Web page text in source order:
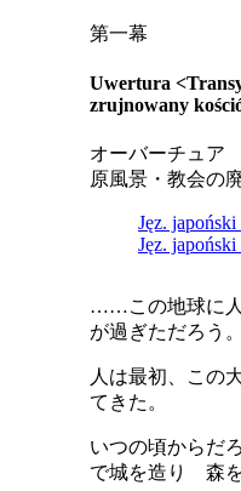
第一幕
Uwertura
zrujnowany
オーバーチュア
原風景・教会の
Jęz.
Jęz.
……この地球に
が過ぎただろう。
人は最初、この
てきた。
いつの頃から
で城を造り 森